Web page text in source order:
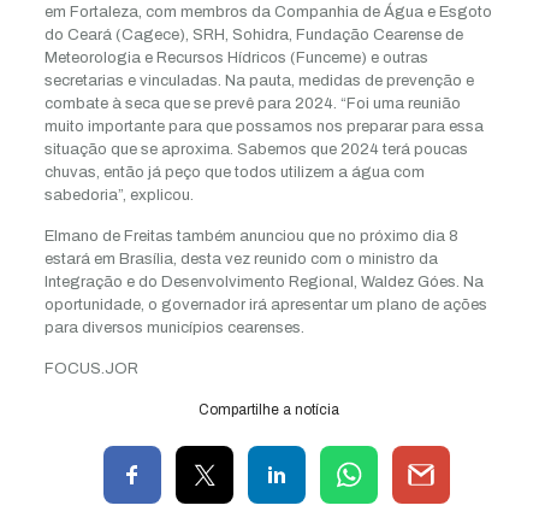
em Fortaleza, com membros da Companhia de Água e Esgoto
do Ceará (Cagece), SRH, Sohidra, Fundação Cearense de
Meteorologia e Recursos Hídricos (Funceme) e outras
secretarias e vinculadas. Na pauta, medidas de prevenção e
combate à seca que se prevê para 2024. “Foi uma reunião
muito importante para que possamos nos preparar para essa
situação que se aproxima. Sabemos que 2024 terá poucas
chuvas, então já peço que todos utilizem a água com
sabedoria”, explicou.
Elmano de Freitas também anunciou que no próximo dia 8
estará em Brasília, desta vez reunido com o ministro da
Integração e do Desenvolvimento Regional, Waldez Góes. Na
oportunidade, o governador irá apresentar um plano de ações
para diversos municípios cearenses.
FOCUS.JOR
Compartilhe a notícia